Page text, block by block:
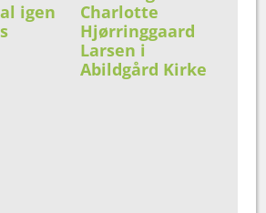
igen
Charlotte
Hjørringgaard
Larsen i
Abildgård Kirke